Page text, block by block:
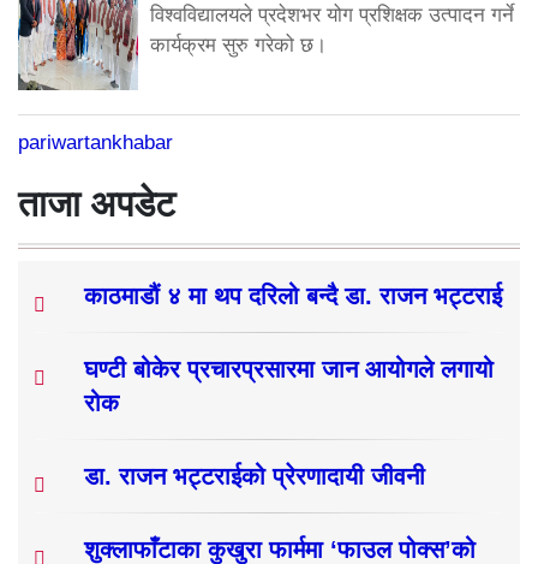
विश्वविद्यालयले प्रदेशभर योग प्रशिक्षक उत्पादन गर्ने
कार्यक्रम सुरु गरेको छ।
pariwartankhabar
ताजा अपडेट
काठमाडौं ४ मा थप दरिलो बन्दै डा. राजन भट्टराई
घण्टी बोकेर प्रचारप्रसारमा जान आयोगले लगायो
रोक
डा. राजन भट्टराईको प्रेरणादायी जीवनी
शुक्लाफाँटाका कुखुरा फार्ममा ‘फाउल पोक्स’को